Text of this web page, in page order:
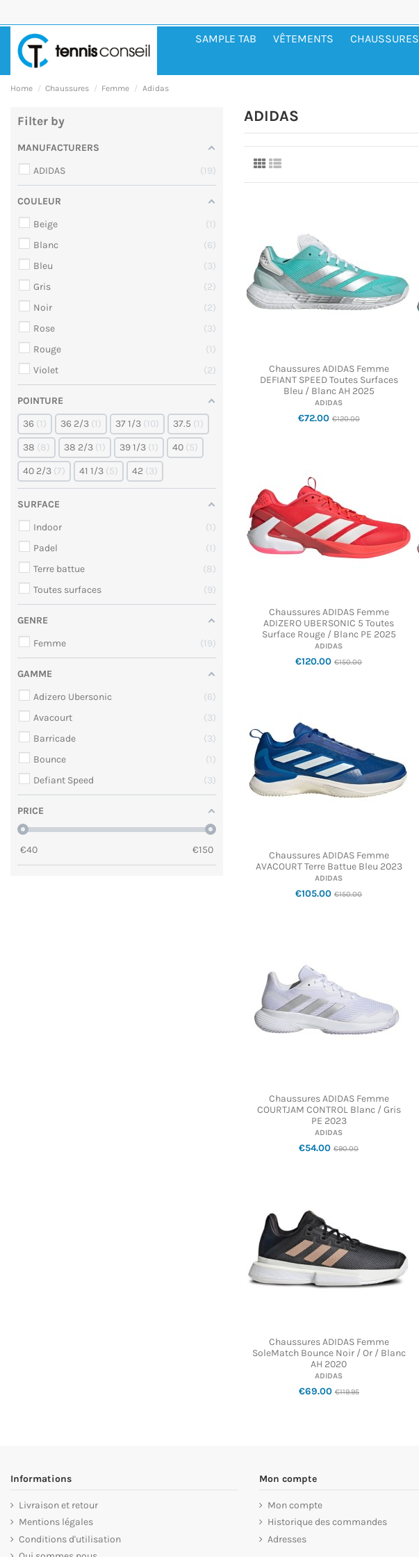
SAMPLE TAB VÊTEMENTS CHAUSSURES
Home Chaussures Femme Adidas
ADIDAS
Chaussures ADIDAS Femme
DEFIANT SPEED Toutes Surfaces
Bleu / Blanc AH 2025
ADIDAS
€72.00€120.00
Chaussures ADIDAS Femme
ADIZERO UBERSONIC 5 Toutes
Surface Rouge / Blanc PE 2025
ADIDAS
€120.00€150.00
Chaussures ADIDAS Femme
AVACOURT Terre Battue Bleu 2023
ADIDAS
€105.00€150.00
Chaussures ADIDAS Femme
COURTJAM CONTROL Blanc / Gris
PE 2023
ADIDAS
€54.00€90.00
Chaussures ADIDAS Femme
SoleMatch Bounce Noir / Or / Blanc
AH 2020
ADIDAS
€69.00€119.95
Filter by
MANUFACTURERS
ADIDAS
19
COULEUR
Beige
1
Blanc
6
Bleu
3
Gris
2
Noir
2
Rose
3
Rouge
1
Violet
2
POINTURE
36 1 36 2/3 1 37 1/3 10 37.5 1
38 8 38 2/3 1 39 1/3 1 40 5
40 2/3 7 41 1/3 5 42 3
SURFACE
Indoor
1
Padel
1
Terre battue
8
Toutes surfaces
9
GENRE
Femme
19
GAMME
Adizero Ubersonic
6
Avacourt
3
Barricade
3
Bounce
1
Defiant Speed
3
PRICE
€40 €150
Informations
Livraison et retour
Mentions légales
Conditions d'utilisation
Mon compte
Mon compte
Historique des commandes
Adresses